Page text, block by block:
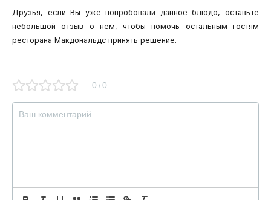
Друзья, если Вы уже попробовали данное блюдо, оставьте
небольшой отзыв о нем, чтобы помочь остальным гостям
ресторана Макдональдс принять решение.
0 / 0